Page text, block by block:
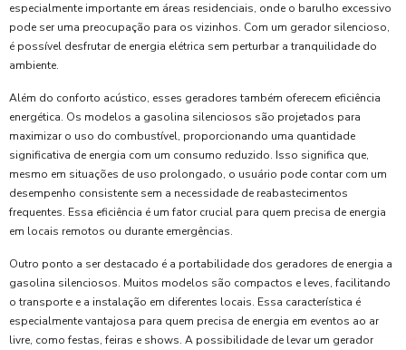
especialmente importante em áreas residenciais, onde o barulho excessivo
pode ser uma preocupação para os vizinhos. Com um gerador silencioso,
é possível desfrutar de energia elétrica sem perturbar a tranquilidade do
ambiente.
Além do conforto acústico, esses geradores também oferecem eficiência
energética. Os modelos a gasolina silenciosos são projetados para
maximizar o uso do combustível, proporcionando uma quantidade
significativa de energia com um consumo reduzido. Isso significa que,
mesmo em situações de uso prolongado, o usuário pode contar com um
desempenho consistente sem a necessidade de reabastecimentos
frequentes. Essa eficiência é um fator crucial para quem precisa de energia
em locais remotos ou durante emergências.
Outro ponto a ser destacado é a portabilidade dos geradores de energia a
gasolina silenciosos. Muitos modelos são compactos e leves, facilitando
o transporte e a instalação em diferentes locais. Essa característica é
especialmente vantajosa para quem precisa de energia em eventos ao ar
livre, como festas, feiras e shows. A possibilidade de levar um gerador